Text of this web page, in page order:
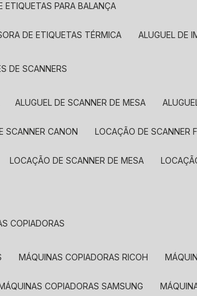
ETIQUETAS PARA BALANÇA
DE ETIQUETAS TÉRMICA ALUGUEL DE
DE SCANNERS
ALUGUEL DE SCANNER DE MESA
SCANNER CANON LOCAÇÃO DE SCANNER
LOCAÇÃO DE SCANNER DE MESA
COPIADORAS
MÁQUINAS COPIADORAS RICOH
MÁQUINAS COPIADORAS SAMSUNG